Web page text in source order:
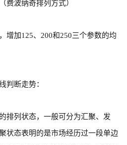
费波纳奇排列方式）
增加125、200和250三个参数的均
判断走势：
排列状态，一般可分为汇聚、发
状态表明的是市场经历过一段单边